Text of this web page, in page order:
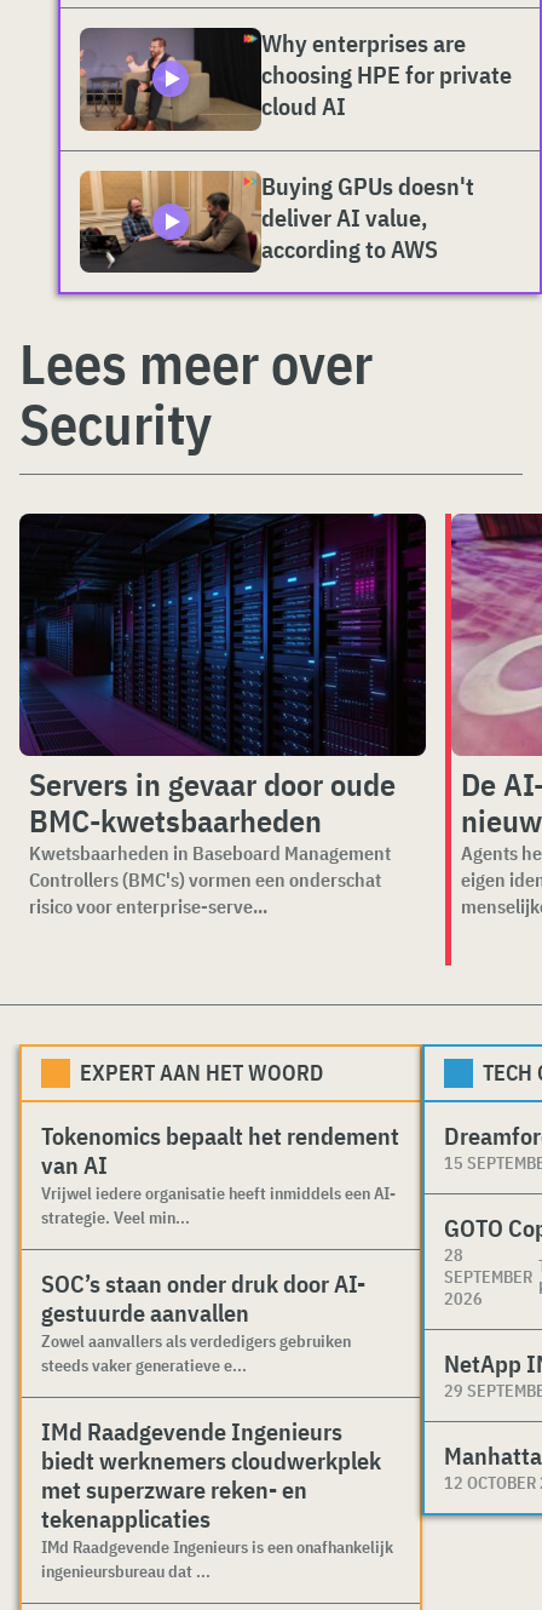
Why enterprises are
choosing HPE for private
cloud AI
Buying GPUs doesn't
deliver AI value,
according to AWS
Lees meer over
Security
Servers in gevaar door oude
BMC-kwetsbaarheden
Kwetsbaarheden in Baseboard Management
Controllers (BMC's) vormen een onderschat
risico voor enterprise-serve...
De
Agents
eigen
EXPERT AAN HET WOORD
Tokenomics bepaalt het rendement
van AI
Vrijwel iedere organisatie heeft inmiddels een AI-
strategie. Veel min...
SOC’s staan onder druk door AI-
gestuurde aanvallen
Zowel aanvallers als verdedigers gebruiken
steeds vaker generatieve e...
IMd Raadgevende Ingenieurs
biedt werknemers cloudwerkplek
met superzware reken- en
tekenapplicaties
IMd Raadgevende Ingenieurs is een onafhankelijk
ingenieursbureau dat ...
TECH
15
GOTO
28
SEPTEMBER
2026
NetApp
29
12